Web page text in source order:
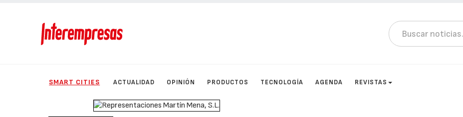
SMART CITIES ACTUALIDAD OPINIÓN PRODUCTOS TECNOLOGÍA AGENDA REVISTAS